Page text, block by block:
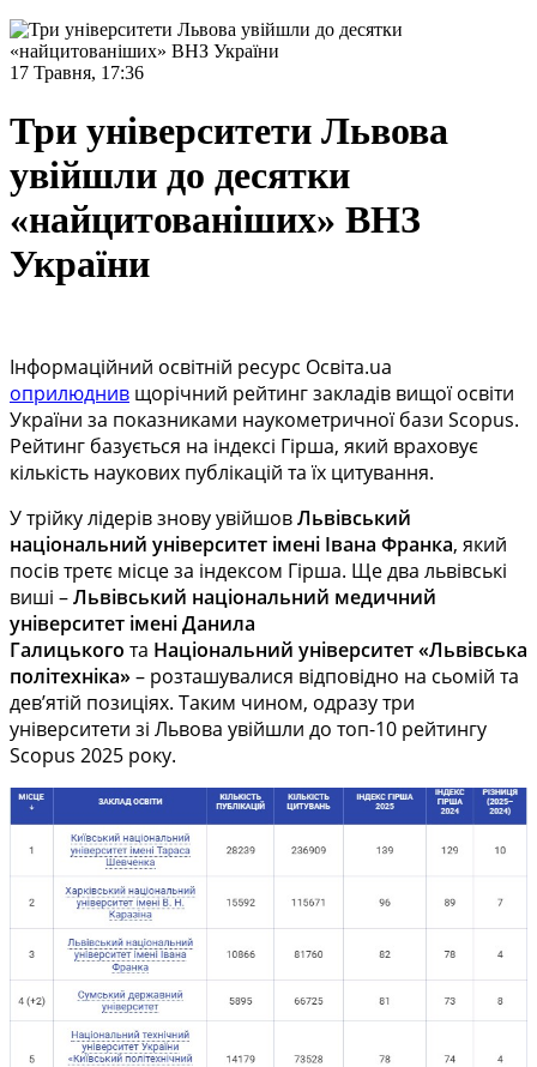
17 Травня, 17:36
Три університети Львова
увійшли до десятки
«найцитованіших» ВНЗ
України
Інформаційний освітній ресурс Освіта.ua
оприлюднив щорічний рейтинг закладів вищої освіти
України за показниками наукометричної бази Scopus.
Рейтинг базується на індексі Гірша, який враховує
кількість наукових публікацій та їх цитування.
У трійку лідерів знову увійшовЛьвівський
національний університет імені Івана Франка, який
посів третє місце за індексом Гірша. Ще два львівські
виші –Львівський національний медичний
університет імені Данила
Галицького та Національний університет «Львівська
політехніка»– розташувалися відповідно на сьомій та
дев’ятій позиціях. Таким чином, одразу три
університети зі Львова увійшли до топ-10 рейтингу
Scopus 2025 року.